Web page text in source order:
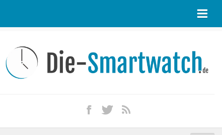
Kontakt / Tipp geben
Impressum
iPhone kaufen